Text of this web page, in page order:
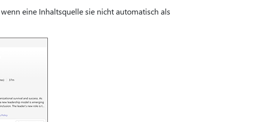
eine Inhaltsquelle sie nicht automatisch als